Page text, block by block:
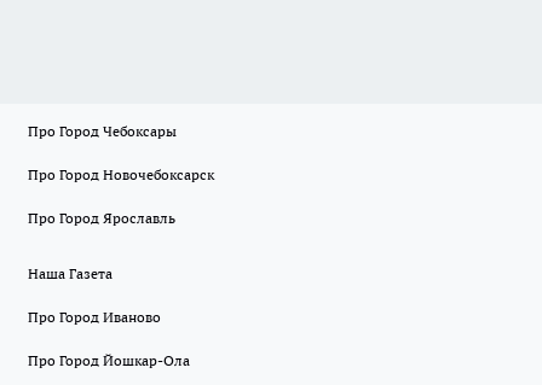
Про Город Чебоксары
Про Город Новочебоксарск
Про Город Ярославль
Наша Газета
Про Город Иваново
Про Город Йошкар-Ола